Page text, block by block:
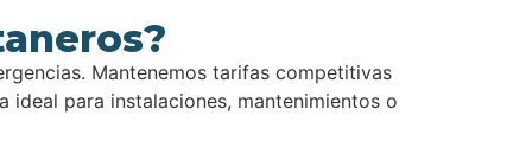
Mantenemos tarifas competitivas
ideal para instalaciones, mantenimientos o